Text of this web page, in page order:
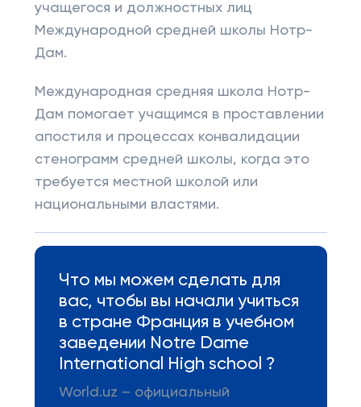
учащегося и должностных лиц
Международной средней школы Нотр-
Дам.
Международная средняя школа Нотр-
Дам помогает учащимся в проставлении
апостиля и процессах конвалидации
стенограмм средней школы, когда это
требуется местной школой или
национальными властями.
Что мы можем сделать для
вас, чтобы вы начали учиться
в стране Франция в учебном
заведении Notre Dame
International High school ?
World.uz – официальный